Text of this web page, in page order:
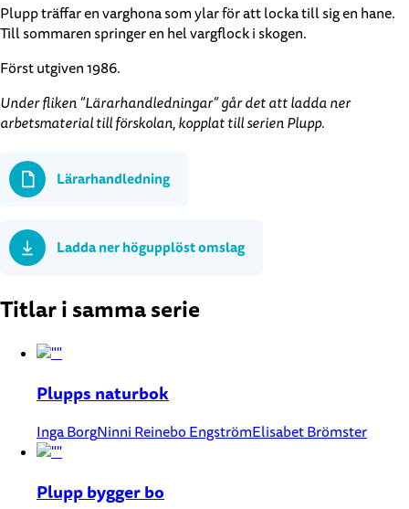
Plupp träffar en varghona som ylar för att locka till sig en hane.
Till sommaren springer en hel vargflock i skogen.
Först utgiven 1986.
Under fliken ”Lärarhandledningar” går det att ladda ner
arbetsmaterial till förskolan, kopplat till serien Plupp.
Lärarhandledning
Ladda ner högupplöst omslag
Titlar i samma serie
Plupps naturbok
Inga BorgNinni Reinebo EngströmElisabet Brömster
Plupp bygger bo